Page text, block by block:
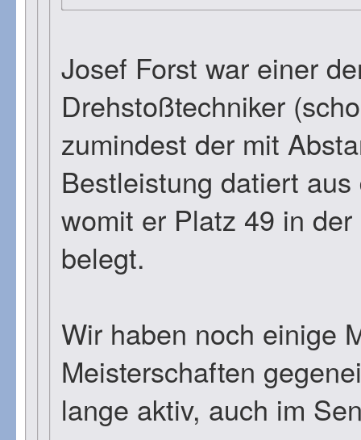
Josef Forst war einer
Drehstoßtechniker
zumindest der mit
Bestleistung datiert
womit er Platz 49 in
belegt.
Wir haben noch einige
Meisterschaften
lange aktiv, auch im